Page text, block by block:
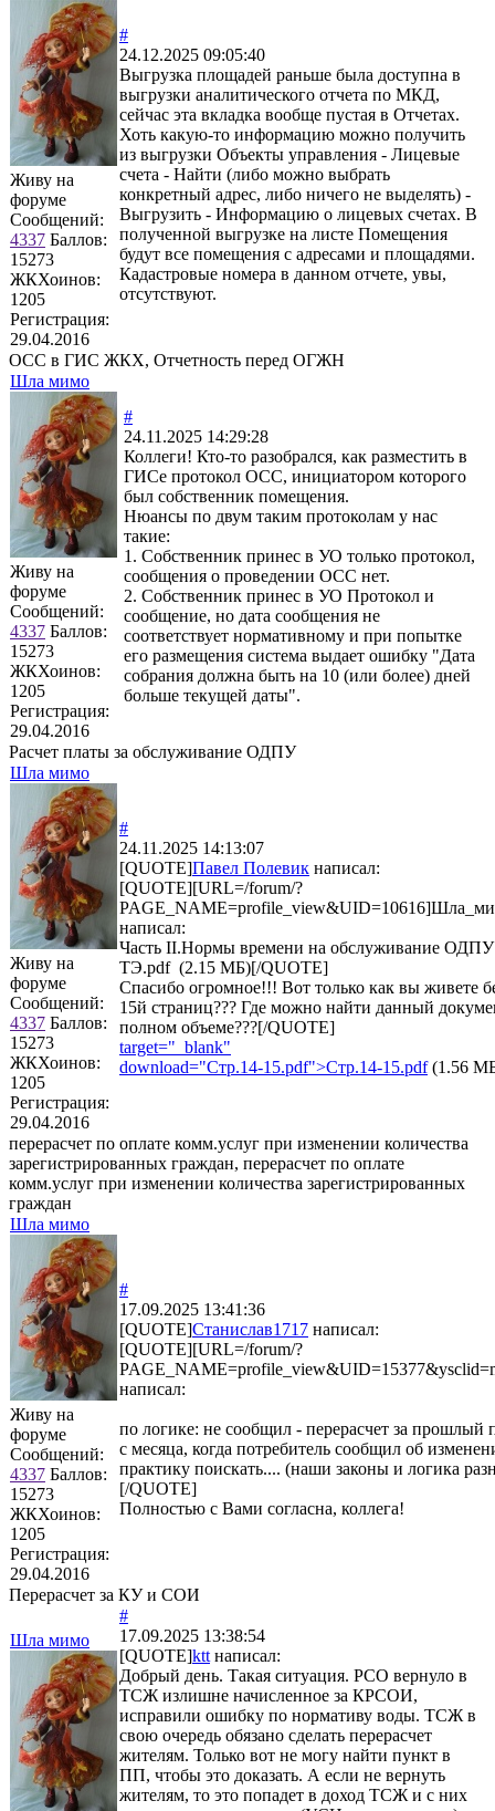
Живу на
форуме
Сообщений:
4337 Баллов:
15273
ЖКХоинов:
1205
Регистрация:
29.04.2016
#
24.12.2025 09:05:40
Выгрузка площадей раньше была доступна в
выгрузки аналитического отчета по МКД,
сейчас эта вкладка вообще пустая в Отчетах.
Хоть какую-то информацию можно получить
из выгрузки Объекты управления - Лицевые
счета - Найти (либо можно выбрать
конкретный адрес, либо ничего не выделять) -
Выгрузить - Информацию о лицевых счетах. В
полученной выгрузке на листе Помещения
будут все помещения с адресами и площадями.
Кадастровые номера в данном отчете, увы,
отсутствуют.
ОСС в ГИС ЖКХ, Отчетность перед ОГЖН
Шла мимо
Живу на
форуме
Сообщений:
4337 Баллов:
15273
ЖКХоинов:
1205
Регистрация:
29.04.2016
#
24.11.2025 14:29:28
Коллеги! Кто-то разобрался, как разместить в
ГИСе протокол ОСС, инициатором которого
был собственник помещения.
Нюансы по двум таким протоколам у нас
такие:
1. Собственник принес в УО только протокол,
сообщения о проведении ОСС нет.
2. Собственник принес в УО Протокол и
сообщение, но дата сообщения не
соответствует нормативному и при попытке
его размещения система выдает ошибку "Дата
собрания должна быть на 10 (или более) дней
больше текущей даты".
Расчет платы за обслуживание ОДПУ
Шла мимо
Живу на
форуме
Сообщений:
4337 Баллов:
15273
ЖКХоинов:
1205
Регистрация:
29.04.2016
#
24.11.2025 14:13:07
[QUOTE]Павел Полевик написал:
[QUOTE][URL=/forum/?
написал:
Часть II.Нормы времени на обслуживание
ТЭ.pdf (2.15 МБ)[/QUOTE]
Спасибо огромное!!! Вот только как вы живете
15й страниц??? Где можно найти данный
полном объеме???[/QUOTE]
target="_blank"
download="Стр.14-15.pdf">Стр.14-15.pdf (1.56
перерасчет по оплате комм.услуг при изменении количества
зарегистрированных граждан, перерасчет по оплате
комм.услуг при изменении количества зарегистрированных
граждан
Шла мимо
Живу на
форуме
Сообщений:
4337 Баллов:
15273
ЖКХоинов:
1205
Регистрация:
29.04.2016
#
17.09.2025 13:41:36
[QUOTE]Станислав1717 написал:
[QUOTE][URL=/forum/?
написал:
по логике: не сообщил - перерасчет за прошлый
с месяца, когда потребитель сообщил об
практику поискать.... (наши законы и логика
[/QUOTE]
Полностью с Вами согласна, коллега!
Перерасчет за КУ и СОИ
Шла мимо
#
17.09.2025 13:38:54
[QUOTE]ktt написал:
Добрый день. Такая ситуация. РСО вернуло в
ТСЖ излишне начисленное за КРСОИ,
исправили ошибку по нормативу воды. ТСЖ в
свою очередь обязано сделать перерасчет
жителям. Только вот не могу найти пункт в
ПП, чтобы это доказать. А если не вернуть
жителям, то это попадет в доход ТСЖ и с них